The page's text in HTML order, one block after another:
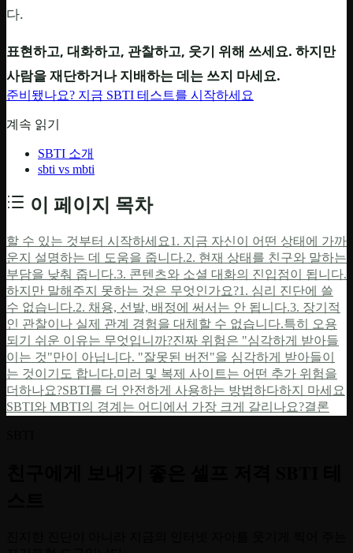
다.
표현하고, 대화하고, 관찰하고, 웃기 위해 쓰세요. 하지만
사람을 재단하거나 지배하는 데는 쓰지 마세요.
준비됐나요? 지금 SBTI 테스트를 시작하세요
계속 읽기
SBTI 소개
sbti vs mbti
이 페이지 목차
할 수 있는 것부터 시작하세요1. 지금 자신이 어떤 상태에 가까
운지 설명하는 데 도움을 줍니다.2. 현재 상태를 친구와 말하는
부담을 낮춰 줍니다.3. 콘텐츠와 소셜 대화의 진입점이 됩니다.
하지만 말해주지 못하는 것은 무엇인가요?1. 심리 진단에 쓸
수 없습니다.2. 채용, 선발, 배정에 써서는 안 됩니다.3. 장기적
인 관찰이나 실제 관계 경험을 대체할 수 없습니다.특히 오용
되기 쉬운 이유는 무엇입니까?진짜 위험은 "심각하게 받아들
이는 것"만이 아닙니다. "잘못된 버전"을 심각하게 받아들이
는 것이기도 합니다.미러 및 복제 사이트는 어떤 추가 위험을
더하나요?SBTI를 더 안전하게 사용하는 방법하다하지 마세요
SBTI와 MBTI의 경계는 어디에서 가장 크게 갈리나요?결론